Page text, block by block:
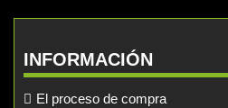
INFORMACIÓN
El proceso de compra